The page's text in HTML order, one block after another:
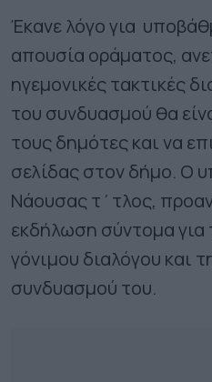
Έκανε λόγο για
απουσία οράματος,
ηγεμονικές τακτικές
του συνδυασμού θα
τους δημότες και να
σελίδας στον δήμο. Ο
Νάουσας τ΄τλος,
εκδήλωση σύντομα για
γόνιμου διαλόγου και
συνδυασμού του.